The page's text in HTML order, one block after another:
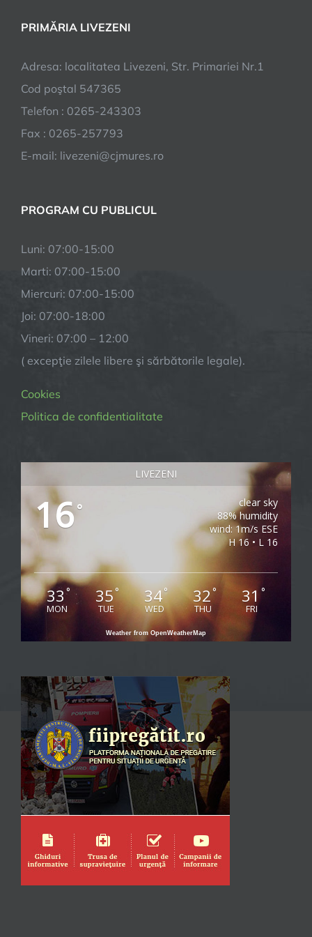
PRIMĂRIA LIVEZENI
Adresa: localitatea Livezeni, Str. Primariei Nr.1
Cod poştal 547365
Telefon : 0265-243303
Fax : 0265-257793
E-mail: livezeni@cjmures.ro
PROGRAM CU PUBLICUL
Luni: 07:00-15:00
Marti: 07:00-15:00
Miercuri: 07:00-15:00
Joi: 07:00-18:00
Vineri: 07:00 – 12:00
( excepţie zilele libere şi sărbătorile legale).
Cookies
Politica de confidentialitate
LIVEZENI
16°
clear sky
88% humidity
wind: 1m/s ESE
H 16 • L 16
33 °
MON
35°
TUE
34°
WED
32°
THU
31 °
FRI
Weather from OpenWeatherMap